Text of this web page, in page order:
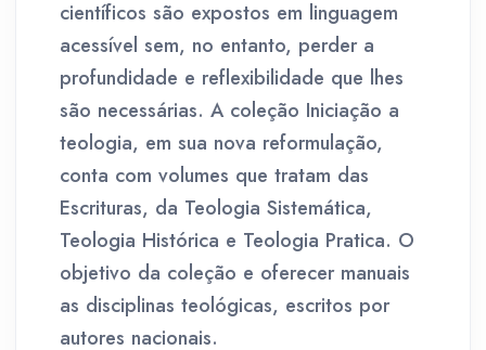
científicos são expostos em linguagem
acessível sem, no entanto, perder a
profundidade e reflexibilidade que lhes
são necessárias. A coleção Iniciação a
teologia, em sua nova reformulação,
conta com volumes que tratam das
Escrituras, da Teologia Sistemática,
Teologia Histórica e Teologia Pratica. O
objetivo da coleção e oferecer manuais
as disciplinas teológicas, escritos por
autores nacionais.